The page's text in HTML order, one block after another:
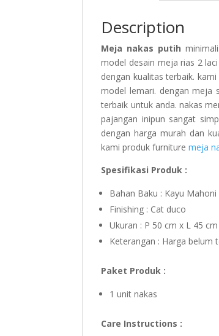
Description
Meja nakas putih
model desain meja rias 2
dengan kualitas terbaik.
model lemari. dengan meja
terbaik untuk anda. nakas
pajangan inipun sangat
dengan harga murah dan
kami produk furnituremeja
Spesifikasi Produk :
Bahan Baku : Kayu Mahoni
Finishing : Cat duco
Ukuran : P 50 cm x L 45
Keterangan : Harga belum
Paket Produk :
1 unit nakas
Care Instructions :